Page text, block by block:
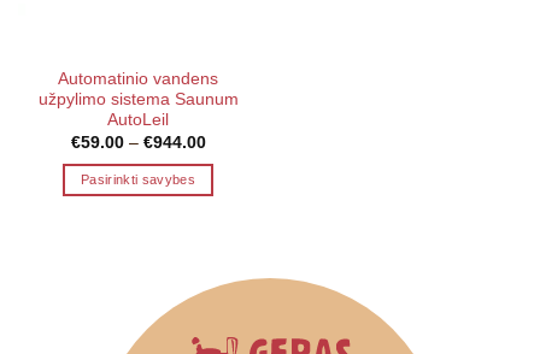
Automatinio vandens
užpylimo sistema Saunum
AutoLeil
€59.00 – €944.00Price
€59.00
Pasirinkti savybes
variants.
The